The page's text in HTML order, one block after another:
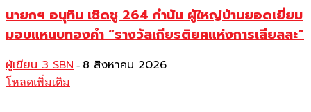
นายกฯ อนุทิน เชิดชู 264 กำนัน ผู้ใหญ่บ้านยอดเยี่ยม
มอบแหนบทองคำ “รางวัลเกียรติยศแห่งการเสียสละ”
ผู้เขียน 3 SBN - 8 สิงหาคม 2026
โหลดเพิ่มเติม